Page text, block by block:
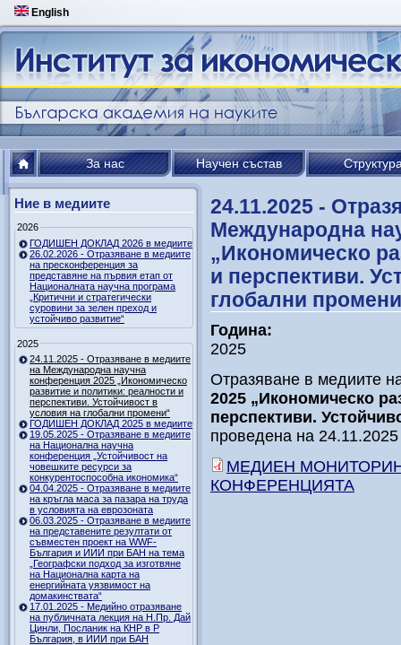
English
За нас Научен състав
Ние в медиите
2026
ГОДИШЕН ДОКЛАД 2026 в медиите
26.02.2026 - Отразяване в медиите
на пресконференция за
представяне на първия етап от
Националната научна програма
„Критични и стратегически
суровини за зелен преход и
устойчиво развитие“
2025
24.11.2025 - Отразяване в медиите
на Международна научна
конференция 2025 „Икономическо
развитие и политики: реалности и
перспективи. Устойчивост в
условия на глобални промени“
ГОДИШЕН ДОКЛАД 2025 в медиите
19.05.2025 - Отразяване в медиите
на Национална научна
конференция „Устойчивост на
човешките ресурси за
конкурентоспособна икономика“
04.04.2025 - Отразяване в медиите
на кръгла маса за пазара на труда
в условията на еврозоната
06.03.2025 - Отразяване в медиите
на представените резултати от
съвместен проект на WWF-
България и ИИИ при БАН на тема
„Географски подход за изготвяне
на Национална карта на
енергийната уязвимост на
домакинствата“
17.01.2025 - Медийно отразяване
на публичната лекция на Н.Пр. Дай
Цинли, Посланик на КНР в Р
България, в ИИИ при БАН
24.11.2025 -
Международна
„Икономическо
и перспективи.
глобални
Година:
2025
Отразяване в медиите
2025 „Икономическо
перспективи.
проведена на 24.11.2025
МЕДИЕН
КОНФЕРЕНЦИЯТА